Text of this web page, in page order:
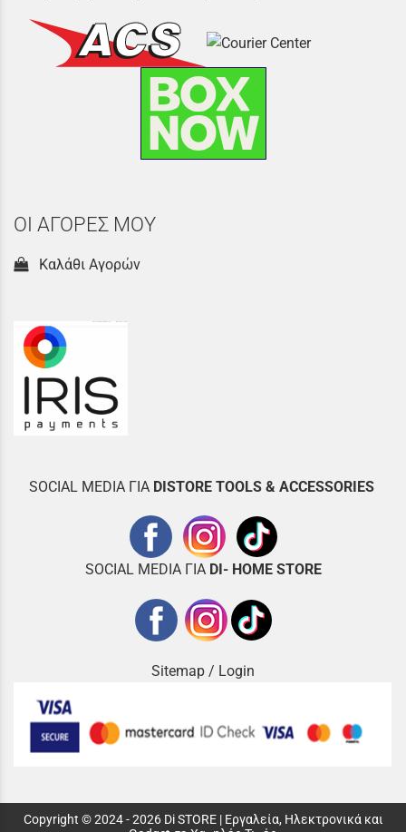
ΟΙ ΑΓΟΡΕΣ ΜΟΥ
Καλάθι Αγορών
SOCIAL MEDIA ΓΙΑ DISTORE TOOLS & ACCESSORIES
SOCIAL MEDIA ΓΙΑ DI- HOME STORE
Sitemap / Login
Copyright © 2024 - 2026 Di STORE | Εργαλεία, Ηλεκτρονικά και